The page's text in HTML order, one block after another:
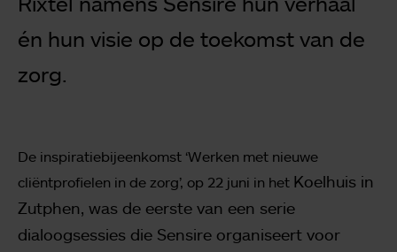
én hun visie op de toekomst van de
zorg.
De inspiratiebijeenkomst ‘Werken met nieuwe
cliëntprofielen in de zorg’, op 22 juni in het Koelhuis in
Zutphen, was de eerste van een serie
dialoogsessies die Sensire organiseert voor